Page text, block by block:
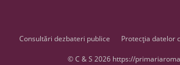
Consultări dezbateri publice Protecția datelor
© C & S 2026 https://